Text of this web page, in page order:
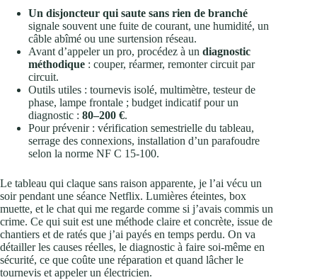
Un disjoncteur qui saute sans rien de branché
signale souvent une fuite de courant, une humidité, un
câble abîmé ou une surtension réseau.
Avant d’appeler un pro, procédez à un diagnostic
méthodique : couper, réarmer, remonter circuit par
circuit.
Outils utiles : tournevis isolé, multimètre, testeur de
phase, lampe frontale ; budget indicatif pour un
diagnostic : 80–200 €.
Pour prévenir : vérification semestrielle du tableau,
serrage des connexions, installation d’un parafoudre
selon la norme NF C 15-100.
Le tableau qui claque sans raison apparente, je l’ai vécu un
soir pendant une séance Netflix. Lumières éteintes, box
muette, et le chat qui me regarde comme si j’avais commis un
crime. Ce qui suit est une méthode claire et concrète, issue de
chantiers et de ratés que j’ai payés en temps perdu. On va
détailler les causes réelles, le diagnostic à faire soi‑même en
sécurité, ce que coûte une réparation et quand lâcher le
tournevis et appeler un électricien.